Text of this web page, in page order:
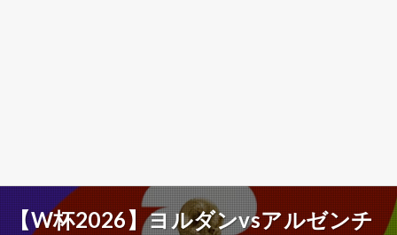
【W杯2026】ヨルダンvsアルゼンチ